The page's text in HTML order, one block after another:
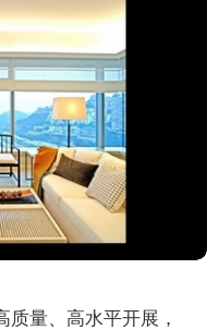
量、高水平开展，